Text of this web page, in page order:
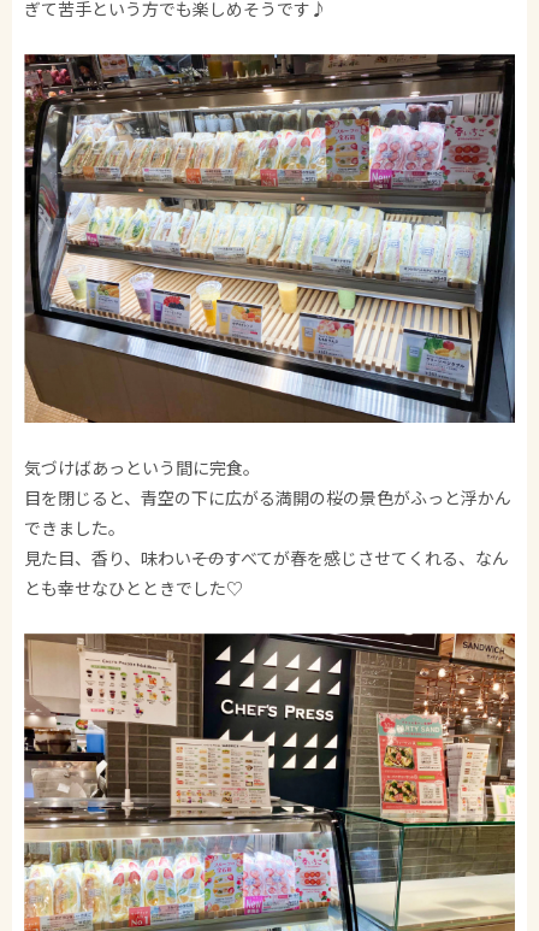
ぎて苦手という方でも楽しめそうです♪
気づけばあっという間に完食。
目を閉じると、青空の下に広がる満開の桜の景色がふっと浮かん
できました。
見た目、香り、味わい――そのすべてが春を感じさせてくれる、なん
とも幸せなひとときでした♡